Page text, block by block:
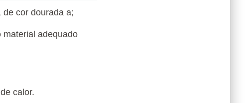
cor dourada a;
material adequado
calor.